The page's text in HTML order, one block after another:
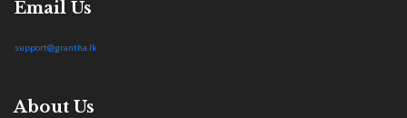
Email Us
support@grantha.lk
About Us